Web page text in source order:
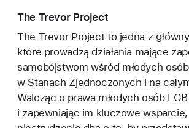
The Trevor Project
The Trevor Project to jedna z
które prowadzą działania mające
samobójstwom wśród młodych
w Stanach Zjednoczonych i na
Walcząc o prawa młodych osób
i zapewniając im kluczowe